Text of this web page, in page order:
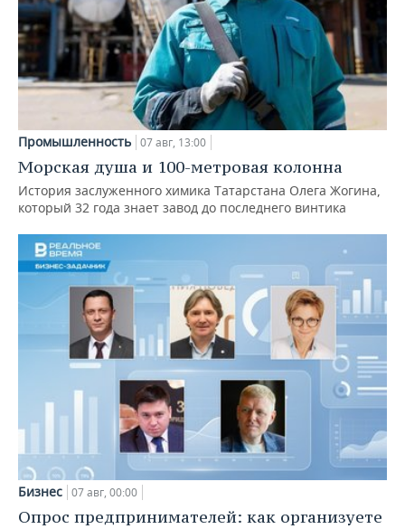
Промышленность 07 авг, 13:00
Морская душа и 100-метровая колонна
История заслуженного химика Татарстана Олега Жогина,
который 32 года знает завод до последнего винтика
Бизнес 07 авг, 00:00
Опрос предпринимателей: как организуете